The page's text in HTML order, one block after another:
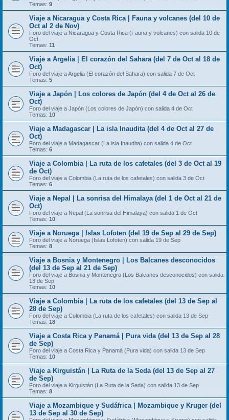
Temas: 9
Viaje a Nicaragua y Costa Rica | Fauna y volcanes (del 10 de
Oct al 2 de Nov)
Foro del viaje a Nicaragua y Costa Rica (Fauna y volcanes) con salida 10 de
Oct
Temas: 11
Viaje a Argelia | El corazón del Sahara (del 7 de Oct al 18 de
Oct)
Foro del viaje a Argelia (El corazón del Sahara) con salida 7 de Oct
Temas: 5
Viaje a Japón | Los colores de Japón (del 4 de Oct al 26 de
Oct)
Foro del viaje a Japón (Los colores de Japón) con salida 4 de Oct
Temas: 10
Viaje a Madagascar | La isla Inaudita (del 4 de Oct al 27 de
Oct)
Foro del viaje a Madagascar (La isla Inaudita) con salida 4 de Oct
Temas: 6
Viaje a Colombia | La ruta de los cafetales (del 3 de Oct al 19
de Oct)
Foro del viaje a Colombia (La ruta de los cafetales) con salida 3 de Oct
Temas: 6
Viaje a Nepal | La sonrisa del Himalaya (del 1 de Oct al 21 de
Oct)
Foro del viaje a Nepal (La sonrisa del Himalaya) con salida 1 de Oct
Temas: 10
Viaje a Noruega | Islas Lofoten (del 19 de Sep al 29 de Sep)
Foro del viaje a Noruega (Islas Lofoten) con salida 19 de Sep
Temas: 8
Viaje a Bosnia y Montenegro | Los Balcanes desconocidos
(del 13 de Sep al 21 de Sep)
Foro del viaje a Bosnia y Montenegro (Los Balcanes desconocidos) con salida
13 de Sep
Temas: 10
Viaje a Colombia | La ruta de los cafetales (del 13 de Sep al
28 de Sep)
Foro del viaje a Colombia (La ruta de los cafetales) con salida 13 de Sep
Temas: 18
Viaje a Costa Rica y Panamá | Pura vida (del 13 de Sep al 28
de Sep)
Foro del viaje a Costa Rica y Panamá (Pura vida) con salida 13 de Sep
Temas: 10
Viaje a Kirguistán | La Ruta de la Seda (del 13 de Sep al 27
de Sep)
Foro del viaje a Kirguistán (La Ruta de la Seda) con salida 13 de Sep
Temas: 8
Viaje a Mozambique y Sudáfrica | Mozambique y Kruger (del
13 de Sep al 30 de Sep)